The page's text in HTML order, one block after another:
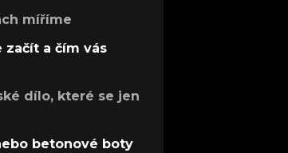
míříme
začít a čím vás
dílo, které se jen
betonové boty